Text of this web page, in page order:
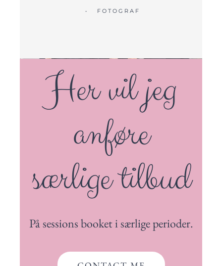
• FOTOGRAF
Her vil jeg
anføre
særlige tilbud
På sessions booket i særlige perioder.